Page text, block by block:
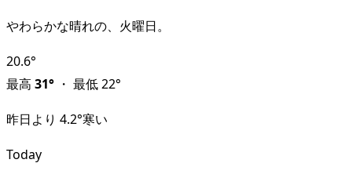
やわらかな晴れの、火曜日。
20.6°
最高 31° ・ 最低22°
昨日より 4.2°寒い
Today